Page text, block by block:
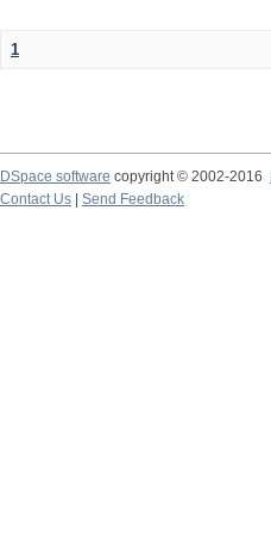
1
DSpace software copyright © 2002-2016
Contact Us
Send Feedback